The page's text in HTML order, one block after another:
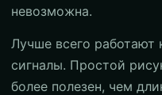
невозможна.
Лучше всего
сигналы. Простой
более полезен, чем